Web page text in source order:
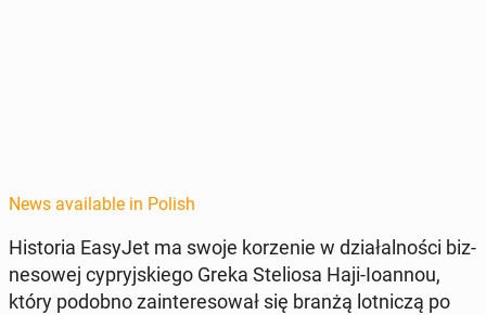
News available in Polish
His­to­ria EasyJet ma swoje ko­rze­nie w dzi­ałal­noś­ci biz­
ne­sowej cypryjskiego Greka Ste­liosa Haji-Ioannou,
który podobno zain­tere­sował się branżą lot­niczą po